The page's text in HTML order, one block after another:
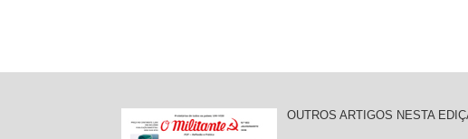
OUTROS ARTIGOS NESTA